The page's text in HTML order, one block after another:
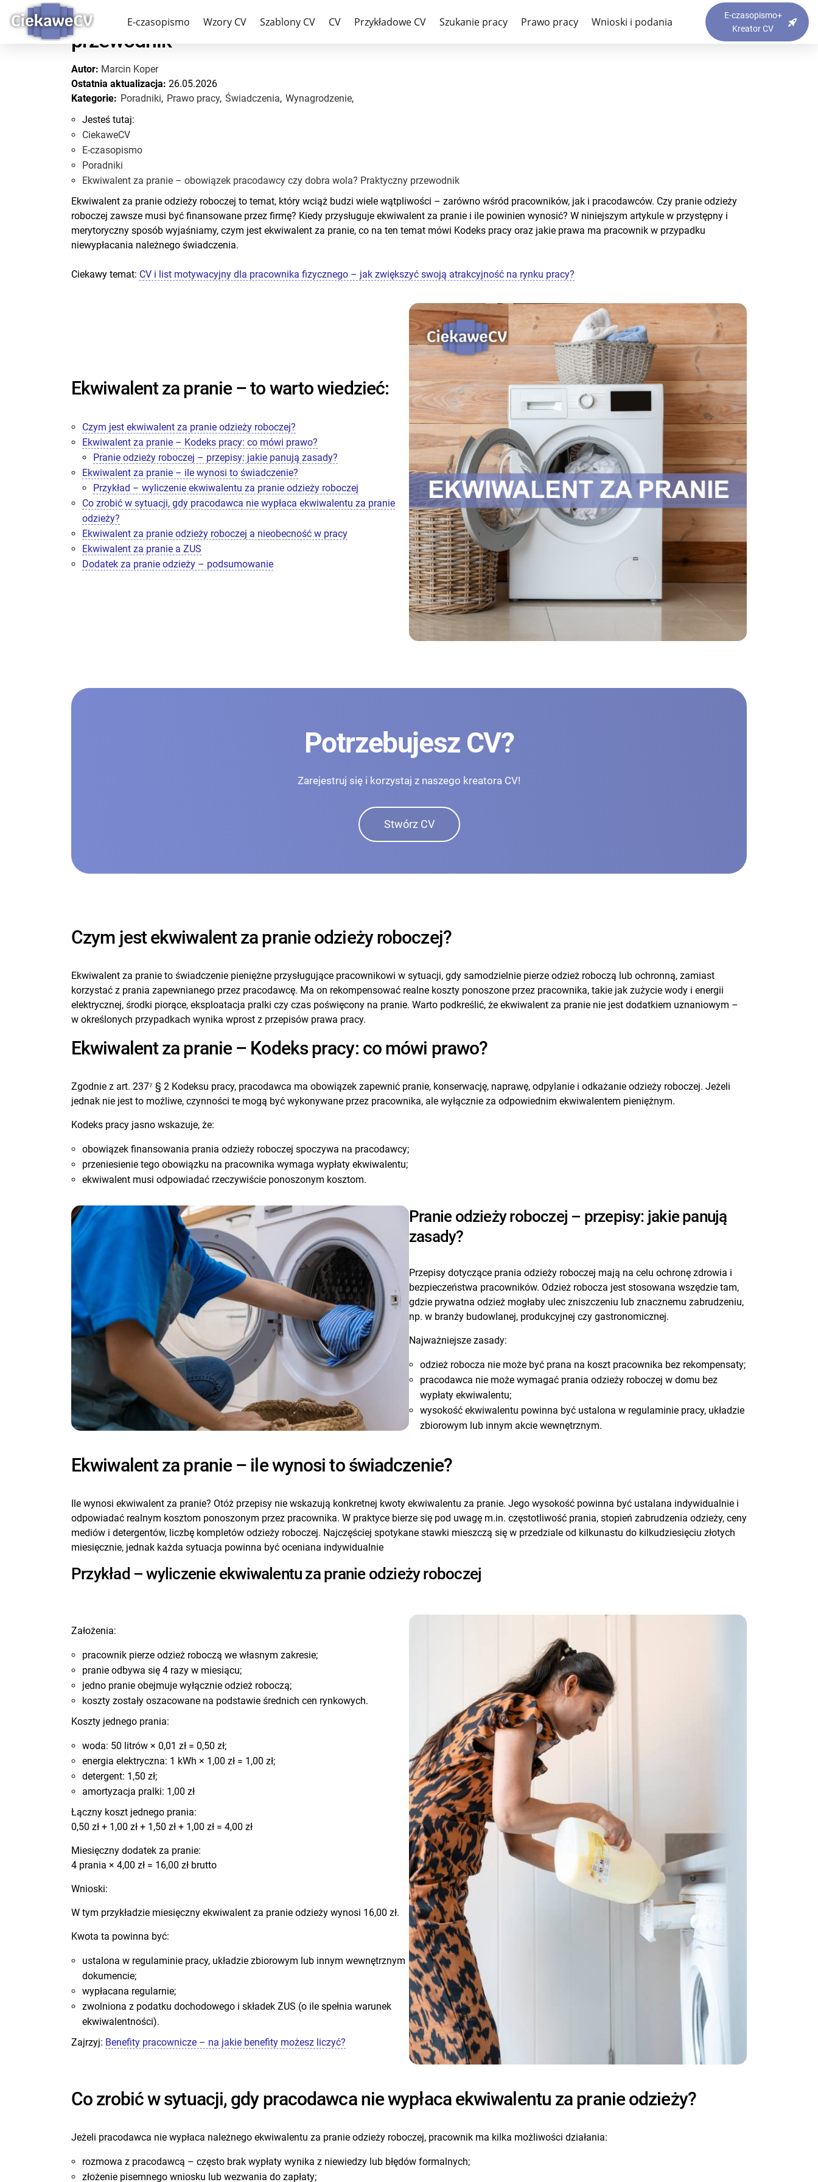
E-czasopismo Wzory CV Szablony CV CV Przykładowe CV Szukanie pracy Prawo pracy Wnioski i podania
E-czasopismo+
Kreator CV
Ekwiwalent za pranie – obowiązek pracodawcy czy dobra wola? Praktyczny
przewodnik
Autor: Marcin Koper
Ostatnia aktualizacja: 26.05.2026
Kategorie: Poradniki, Prawo pracy, Świadczenia, Wynagrodzenie,
Jesteś tutaj:
CiekaweCV
E-czasopismo
Poradniki
Ekwiwalent za pranie – obowiązek pracodawcy czy dobra wola? Praktyczny przewodnik
Ekwiwalent za pranie odzieży roboczej to temat, który wciąż budzi wiele wątpliwości – zarówno wśród pracowników, jak i pracodawców. Czy pranie odzieży
roboczej zawsze musi być finansowane przez firmę? Kiedy przysługuje ekwiwalent za pranie i ile powinien wynosić? W niniejszym artykule w przystępny i
merytoryczny sposób wyjaśniamy, czym jest ekwiwalent za pranie, co na ten temat mówi Kodeks pracy oraz jakie prawa ma pracownik w przypadku
niewypłacania należnego świadczenia.
Ciekawy temat: CV i list motywacyjny dla pracownika fizycznego – jak zwiększyć swoją atrakcyjność na rynku pracy?
Ekwiwalent za pranie – to warto wiedzieć:
Czym jest ekwiwalent za pranie odzieży roboczej?
Ekwiwalent za pranie – Kodeks pracy: co mówi prawo?
Pranie odzieży roboczej – przepisy: jakie panują zasady?
Ekwiwalent za pranie – ile wynosi to świadczenie?
Przykład – wyliczenie ekwiwalentu za pranie odzieży roboczej
Co zrobić w sytuacji, gdy pracodawca nie wypłaca ekwiwalentu za pranie
odzieży?
Ekwiwalent za pranie odzieży roboczej a nieobecność w pracy
Ekwiwalent za pranie a ZUS
Dodatek za pranie odzieży – podsumowanie
Potrzebujesz CV?
Zarejestruj się i korzystaj z naszego kreatora CV!
Stwórz CV
Czym jest ekwiwalent za pranie odzieży roboczej?
Ekwiwalent za pranie to świadczenie pieniężne przysługujące pracownikowi w sytuacji, gdy samodzielnie pierze odzież roboczą lub ochronną, zamiast
korzystać z prania zapewnianego przez pracodawcę. Ma on rekompensować realne koszty ponoszone przez pracownika, takie jak zużycie wody i energii
elektrycznej, środki piorące, eksploatacja pralki czy czas poświęcony na pranie. Warto podkreślić, że ekwiwalent za pranie nie jest dodatkiem uznaniowym –
w określonych przypadkach wynika wprost z przepisów prawa pracy.
Ekwiwalent za pranie – Kodeks pracy: co mówi prawo?
Zgodnie z art. 237⁷ § 2 Kodeksu pracy, pracodawca ma obowiązek zapewnić pranie, konserwację, naprawę, odpylanie i odkażanie odzieży roboczej. Jeżeli
jednak nie jest to możliwe, czynności te mogą być wykonywane przez pracownika, ale wyłącznie za odpowiednim ekwiwalentem pieniężnym.
Kodeks pracy jasno wskazuje, że:
obowiązek finansowania prania odzieży roboczej spoczywa na pracodawcy;
przeniesienie tego obowiązku na pracownika wymaga wypłaty ekwiwalentu;
ekwiwalent musi odpowiadać rzeczywiście ponoszonym kosztom.
Pranie odzieży roboczej – przepisy: jakie panują
zasady?
Przepisy dotyczące prania odzieży roboczej mają na celu ochronę zdrowia i
bezpieczeństwa pracowników. Odzież robocza jest stosowana wszędzie tam,
gdzie prywatna odzież mogłaby ulec zniszczeniu lub znacznemu zabrudzeniu,
np. w branży budowlanej, produkcyjnej czy gastronomicznej.
Najważniejsze zasady:
odzież robocza nie może być prana na koszt pracownika bez rekompensaty;
pracodawca nie może wymagać prania odzieży roboczej w domu bez
wypłaty ekwiwalentu;
wysokość ekwiwalentu powinna być ustalona w regulaminie pracy, układzie
zbiorowym lub innym akcie wewnętrznym.
Ekwiwalent za pranie – ile wynosi to świadczenie?
Ile wynosi ekwiwalent za pranie? Otóż przepisy nie wskazują konkretnej kwoty ekwiwalentu za pranie. Jego wysokość powinna być ustalana indywidualnie i
odpowiadać realnym kosztom ponoszonym przez pracownika. W praktyce bierze się pod uwagę m.in. częstotliwość prania, stopień zabrudzenia odzieży, ceny
mediów i detergentów, liczbę kompletów odzieży roboczej. Najczęściej spotykane stawki mieszczą się w przedziale od kilkunastu do kilkudziesięciu złotych
miesięcznie, jednak każda sytuacja powinna być oceniana indywidualnie
Przykład – wyliczenie ekwiwalentu za pranie odzieży roboczej
Założenia:
pracownik pierze odzież roboczą we własnym zakresie;
pranie odbywa się 4 razy w miesiącu;
jedno pranie obejmuje wyłącznie odzież roboczą;
koszty zostały oszacowane na podstawie średnich cen rynkowych.
Koszty jednego prania:
woda: 50 litrów × 0,01 zł = 0,50 zł;
energia elektryczna: 1 kWh × 1,00 zł = 1,00 zł;
detergent: 1,50 zł;
amortyzacja pralki: 1,00 zł
Łączny koszt jednego prania:
0,50 zł + 1,00 zł + 1,50 zł + 1,00 zł = 4,00 zł
Miesięczny dodatek za pranie:
4 prania × 4,00 zł = 16,00 zł brutto
Wnioski:
W tym przykładzie miesięczny ekwiwalent za pranie odzieży wynosi 16,00 zł.
Kwota ta powinna być:
ustalona w regulaminie pracy, układzie zbiorowym lub innym wewnętrznym
dokumencie;
wypłacana regularnie;
zwolniona z podatku dochodowego i składek ZUS (o ile spełnia warunek
ekwiwalentności).
Zajrzyj: Benefity pracownicze – na jakie benefity możesz liczyć?
Co zrobić w sytuacji, gdy pracodawca nie wypłaca ekwiwalentu za pranie odzieży?
Jeżeli pracodawca nie wypłaca należnego ekwiwalentu za pranie odzieży roboczej, pracownik ma kilka możliwości działania:
rozmowa z pracodawcą – często brak wypłaty wynika z niewiedzy lub błędów formalnych;
złożenie pisemnego wniosku lub wezwania do zapłaty;